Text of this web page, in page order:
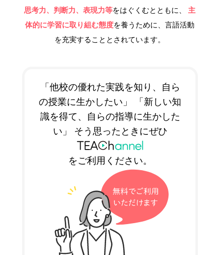
思考力、判断力、表現力等をはぐくむとともに、
主
体的に学習に取り組む態度を養うために、言語活動
を充実することとされています。
「他校の優れた実践を知り、自ら
の授業に生かしたい」
「新しい知
識を得て、自らの指導に生かした
い」
そう思ったときにぜひ
をご利用ください。